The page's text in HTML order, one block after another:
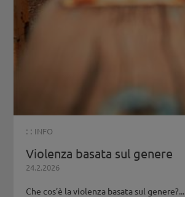
: : INFO
Violenza basata sul genere
24.2.2026
Che cos’è la violenza basata sul genere?...